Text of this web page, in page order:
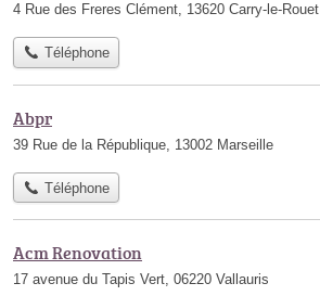
4 Rue des Freres Clément, 13620 Carry-le-Rouet
Téléphone
Abpr
39 Rue de la République, 13002 Marseille
Téléphone
Acm Renovation
17 avenue du Tapis Vert, 06220 Vallauris